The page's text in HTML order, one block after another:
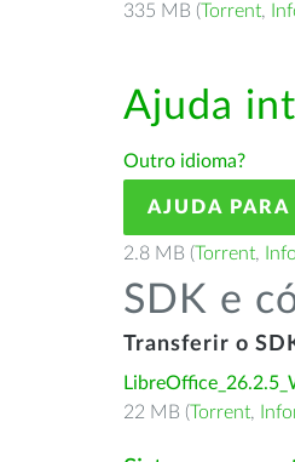
335 MB (Torrent,
Ajuda
Outro idioma?
AJUDA
2.8 MB (Torrent,
SDK e
Transferir o
22 MB (Torrent,